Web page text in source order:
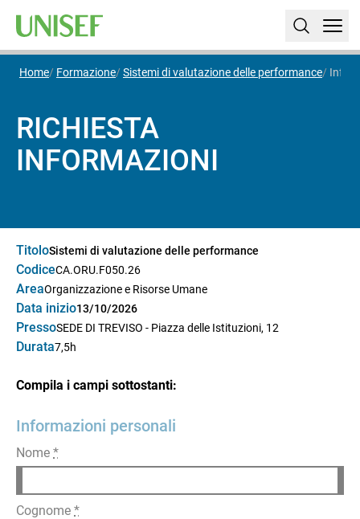
Home Formazione Sistemi di valutazione delle performance Info
RICHIESTA
INFORMAZIONI
TitoloSistemi di valutazione delle performance
CodiceCA.ORU.F050.26
AreaOrganizzazione e Risorse Umane
Data inizio13/10/2026
PressoSEDE DI TREVISO - Piazza delle Istituzioni, 12
Durata7,5h
Compila i campi sottostanti:
Informazioni personali
Nome *
Cognome *